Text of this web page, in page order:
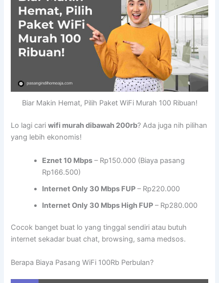
Biar Makin Hemat, Pilih Paket WiFi Murah 100 Ribuan!
Lo lagi cariwifi murah dibawah 200rb? Ada juga nih pilihan
yang lebih ekonomis!
Eznet 10 Mbps – Rp150.000 (Biaya pasang
Rp166.500)
Internet Only 30 Mbps FUP – Rp220.000
Internet Only 30 Mbps High FUP – Rp280.000
Cocok banget buat lo yang tinggal sendiri atau butuh
internet sekadar buat chat, browsing, sama medsos.
Berapa Biaya Pasang WiFi 100Rb Perbulan?